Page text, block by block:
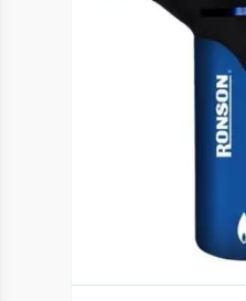
Vista Previa